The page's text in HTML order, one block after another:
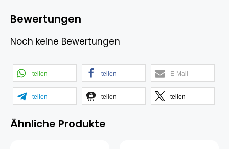
Bewertungen
Noch keine Bewertungen
teilen teilen E-Mail
teilen teilen teilen
Ähnliche Produkte